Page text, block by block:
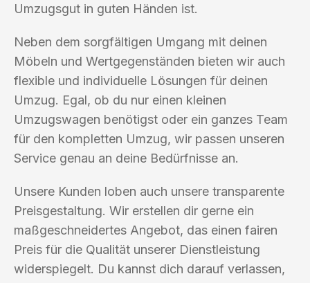
Umzugsgut in guten Händen ist.
Neben dem sorgfältigen Umgang mit deinen
Möbeln und Wertgegenständen bieten wir auch
flexible und individuelle Lösungen für deinen
Umzug. Egal, ob du nur einen kleinen
Umzugswagen benötigst oder ein ganzes Team
für den kompletten Umzug, wir passen unseren
Service genau an deine Bedürfnisse an.
Unsere Kunden loben auch unsere transparente
Preisgestaltung. Wir erstellen dir gerne ein
maßgeschneidertes Angebot, das einen fairen
Preis für die Qualität unserer Dienstleistung
widerspiegelt. Du kannst dich darauf verlassen,